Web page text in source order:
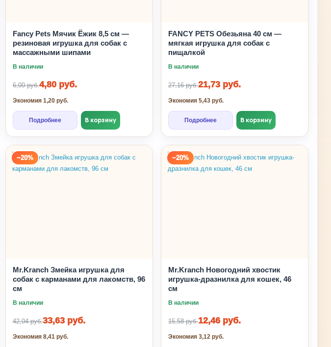
Fancy Pets Мячик Ёжик 8,5 см —
резиновая игрушка для собак с
массажными шипами
В наличии
6,00 руб.4,80 руб.
Экономия 1,20 руб.
Подробнее В корзину
FANCY PETS Обезьяна 40 см —
мягкая игрушка для собак с
пищалкой
В наличии
27,16 руб.21,73 руб.
Экономия 5,43 руб.
Подробнее В корзину
−20%
Mr.Kranch Змейка игрушка для
собак с карманами для лакомств, 96
см
В наличии
42,04 руб.33,63 руб.
Экономия 8,41 руб.
−20%
Mr.Kranch Новогодний хвостик
игрушка-дразнилка для кошек, 46
см
В наличии
15,58 руб.12,46 руб.
Экономия 3,12 руб.